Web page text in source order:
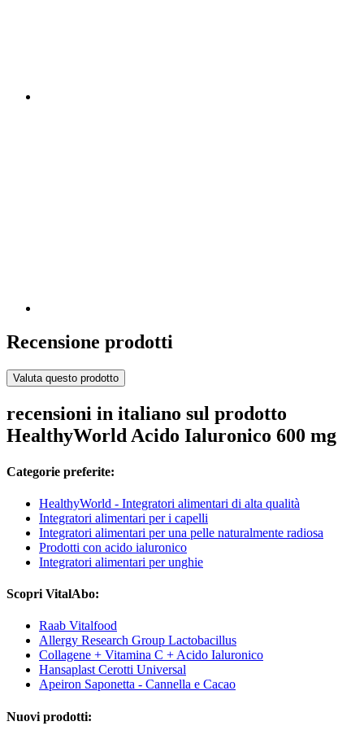
Recensione prodotti
Valuta questo prodotto
recensioni in italiano sul prodotto
HealthyWorld Acido Ialuronico 600 mg
Categorie preferite:
HealthyWorld - Integratori alimentari di alta qualità
Integratori alimentari per i capelli
Integratori alimentari per una pelle naturalmente radiosa
Prodotti con acido ialuronico
Integratori alimentari per unghie
Scopri VitalAbo:
Raab Vitalfood
Allergy Research Group Lactobacillus
Collagene + Vitamina C + Acido Ialuronico
Hansaplast Cerotti Universal
Apeiron Saponetta - Cannella e Cacao
Nuovi prodotti: